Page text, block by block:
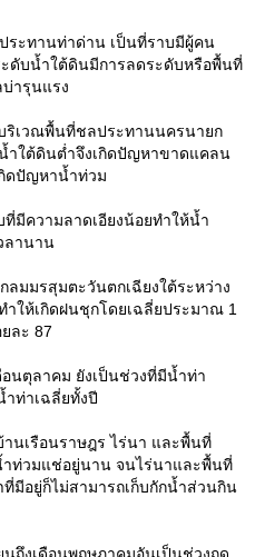
ระทานท่าด่าน เป็นที่ราบมีผู้คน
ดับน้ำใต้ดินมีการลดระดับหรือพื้นที่
ารุนแรง
เวณพื้นที่ชลประทานนครนายก
ำใต้ดินต่ำจึงเกิดปัญหาขาดแคลน
ดปัญหาน้ำท่วม
มีความลาดเอียงน้อยทำให้น้ำ
ลานาน
มมรสุมตะวันตกเฉียงใต้ระหว่าง
ให้เกิดฝนชุกโดยเฉลี่ยประมาณ 1
ละ 87
นตุลาคม ยังเป็นช่วงที่มีน้ำท่า
ท่าเฉลี่ยทั้งปี
นเรือนราษฎร ไร่นา และพื้นที่
ำท่วมแช่อยู่นาน จนไร่นาและพื้นที่
ที่มีอยู่ก็ไม่สามารถเก็บกักน้ำส่วนกิน